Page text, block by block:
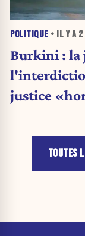
POLITIQUE • IL Y A 2
Burkini : la
justice
TOUTES